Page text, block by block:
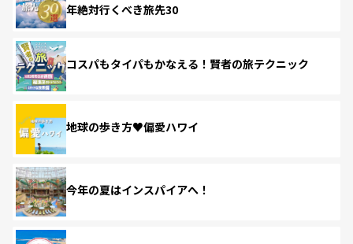
年絶対行くべき旅先30
コスパもタイパもかなえる！賢者の旅テクニック
地球の歩き方♥偏愛ハワイ
今年の夏はインスパイアへ！